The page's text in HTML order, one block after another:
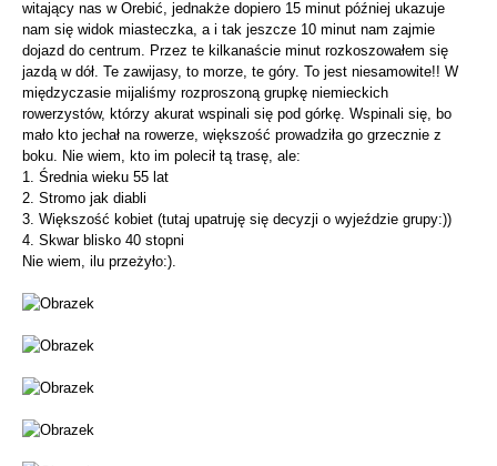
witający nas w Orebić, jednakże dopiero 15 minut później ukazuje
nam się widok miasteczka, a i tak jeszcze 10 minut nam zajmie
dojazd do centrum. Przez te kilkanaście minut rozkoszowałem się
jazdą w dół. Te zawijasy, to morze, te góry. To jest niesamowite!! W
międzyczasie mijaliśmy rozproszoną grupkę niemieckich
rowerzystów, którzy akurat wspinali się pod górkę. Wspinali się, bo
mało kto jechał na rowerze, większość prowadziła go grzecznie z
boku. Nie wiem, kto im polecił tą trasę, ale:
1. Średnia wieku 55 lat
2. Stromo jak diabli
3. Większość kobiet (tutaj upatruję się decyzji o wyjeździe grupy:))
4. Skwar blisko 40 stopni
Nie wiem, ilu przeżyło:).